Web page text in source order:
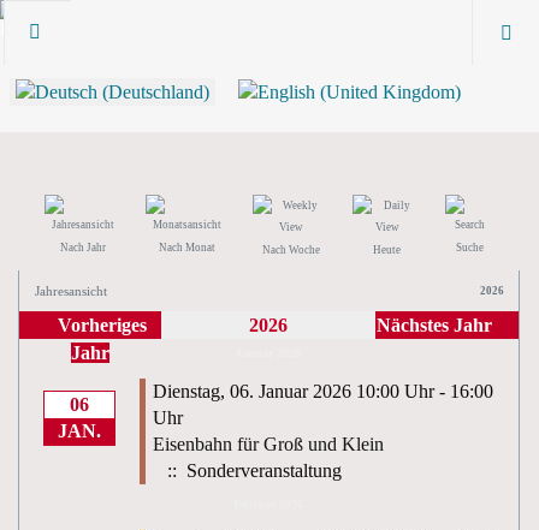
Nach Jahr Nach Monat Nach Woche Heute Suche
Jahresansicht 2026
Vorheriges
Jahr
2026 Nächstes Jahr
06
JAN.
Dienstag, 06. Januar 2026 10:00 Uhr - 16:00
Uhr
Eisenbahn für Groß und Klein
:: Sonderveranstaltung